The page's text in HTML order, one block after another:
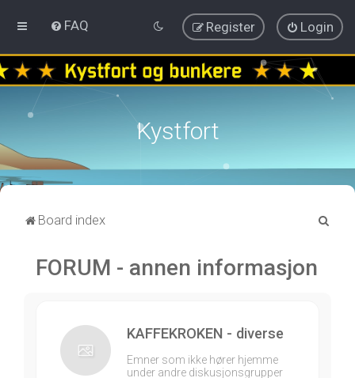
FAQ Login
Register
Kystfort
Board index
FORUM - annen informasjon
KAFFEKROKEN - diverse
Emner som ikke hører hjemme
under andre diskusjonsgrupper